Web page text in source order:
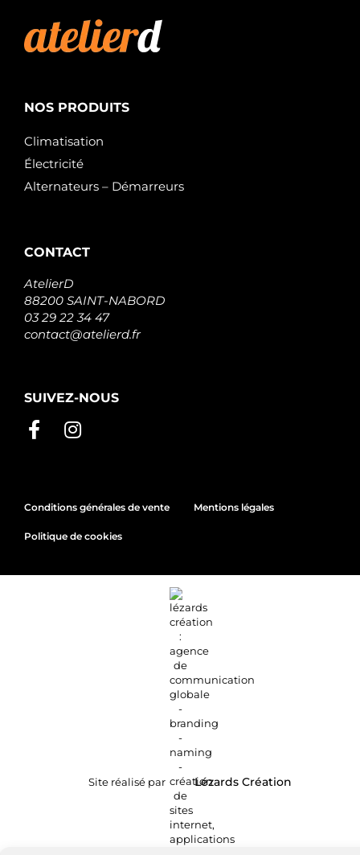
NOS PRODUITS
Climatisation
Électricité
Alternateurs – Démarreurs
CONTACT
AtelierD
88200 SAINT-NABORD
03 29 22 34 47
contact@atelierd.fr
SUIVEZ-NOUS
Conditions générales de vente Mentions légales
Politique de cookies
Site réalisé par Lézards Création